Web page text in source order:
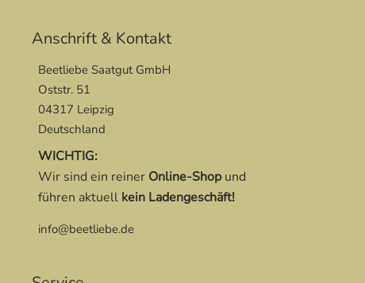
Anschrift & Kontakt
Beetliebe Saatgut GmbH
Oststr. 51
04317 Leipzig
Deutschland
WICHTIG:
Wir sind ein reiner Online-Shopund
führen aktuell kein Ladengeschäft!
info@beetliebe.de